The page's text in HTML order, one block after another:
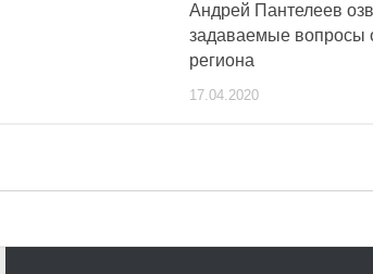
Андрей Пантелеев
задаваемые вопросы
региона
17.04.2020